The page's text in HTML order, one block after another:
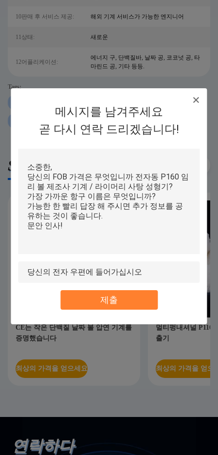
메시지를 남겨주세요
곧 다시 연락 드리겠습니다!
제출
10판매 후 서비스 제공: 해외 기계 서비스가 가능한 엔지니어
11상태: 새로운
12어플리케이션:
에너지 구, 단백질바, 날짜 공, 코코넛 공, 타
마린드 공, 기타 등등.
Tags:
Similar Products
CE는 작은 단백질 날짜 볼 압연 기계를
증명했습니다
최상의 가격을 얻으세요
멀티펑내셔널 P110
출기
최상의 가격을 얻으
연락하다